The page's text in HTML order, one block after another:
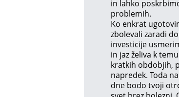
in lahko
problemih.
Ko enkrat
zbolevali zaradi
investicije
in jaz želiva k
kratkih obdobjih,
napredek. Toda
dne bodo tvoji